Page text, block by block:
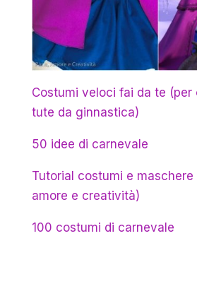
Costumi veloci fai da te (per
tute da ginnastica)
50 idee di carnevale
Tutorial costumi e maschere
amore e creatività)
100 costumi di carnevale